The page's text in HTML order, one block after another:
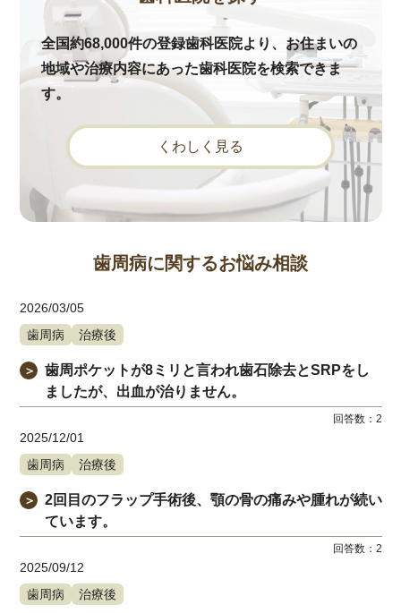
全国約68,000件の登録歯科医院より、お住まいの
地域や治療内容にあった歯科医院を検索できま
す。
くわしく見る
歯周病に関するお悩み相談
2026/03/05
歯周病
治療後
＞
歯周ポケットが8ミリと言われ歯石除去とSRPをし
ましたが、出血が治りません。
回答数： 2
2025/12/01
歯周病
治療後
＞
2回目のフラップ手術後、顎の骨の痛みや腫れが続い
ています。
回答数： 2
2025/09/12
歯周病
治療後